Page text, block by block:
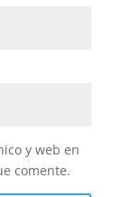
y web en
comente.